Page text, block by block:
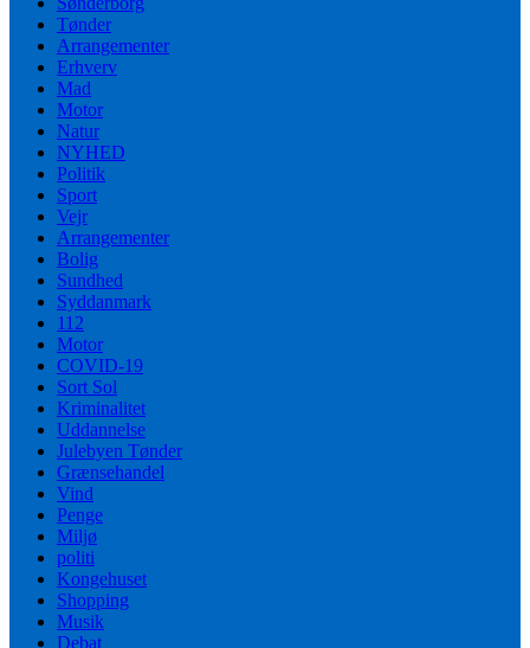
Tønder
Arrangementer
Erhverv
Mad
Motor
Natur
NYHED
Politik
Sport
Vejr
Arrangementer
Bolig
Sundhed
Syddanmark
112
Motor
COVID-19
Sort Sol
Kriminalitet
Uddannelse
Julebyen Tønder
Grænsehandel
Vind
Penge
Miljø
politi
Kongehuset
Shopping
Musik
Debat